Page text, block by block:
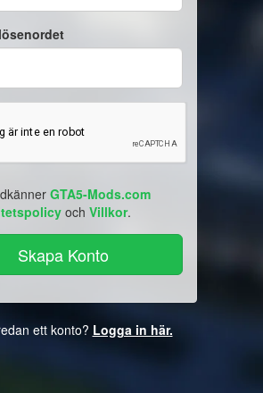
GTA5-Mods.com
och Villkor.
ett konto? Logga in här.